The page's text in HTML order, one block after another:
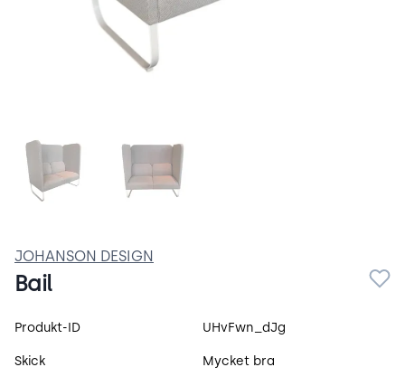
5QuQvG8RoC9m.webp
Bail.webp
JOHANSON DESIGN
Bail
Produktspecifikation
Produkt-ID UHvFwn_dJg
Skick Mycket bra